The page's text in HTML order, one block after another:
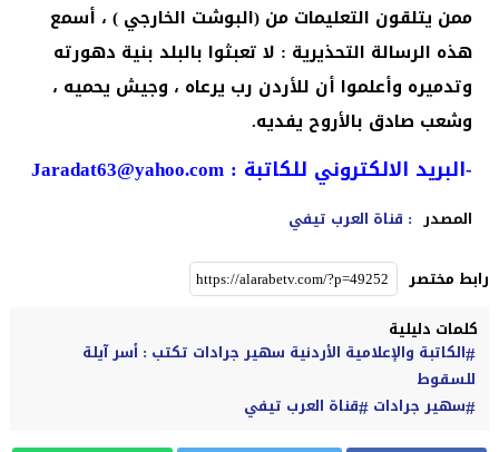
ممن يتلقون التعليمات من (البوشت الخارجي ) ، أسمع
هذه الرسالة التحذيرية : لا تعبثوا بالبلد بنية دهورته
وتدميره وأعلموا أن للأردن رب يرعاه ، وجيش يحميه ،
وشعب صادق بالأروح يفديه.
-البريد الالكتروني للكاتبة : Jaradat63@yahoo.com
المصدر : قناة العرب تيفي
رابط مختصر
كلمات دليلية
الكاتبة والإعلامية الأردنية سهير جرادات تكتب : أسر آيلة
للسقوط
سهير جرادات قناة العرب تيفي